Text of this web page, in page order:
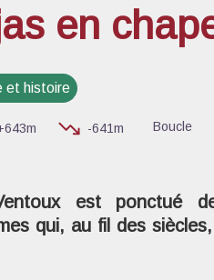
en
et histoire
-641m Boucle
est ponctué
qui, au fil des